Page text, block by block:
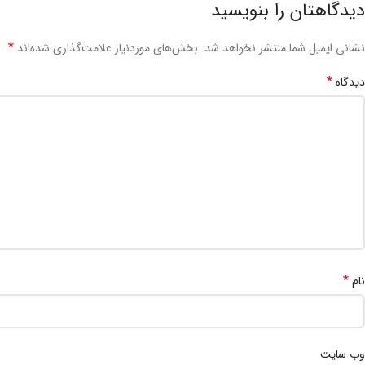
دیدگاهتان را بنویسید
نشانی ایمیل شما منتشر نخواهد شد. بخش‌های موردنیاز علامت‌گذاری شده‌اند *
دیدگاه*
نام*
وب‌ سایت